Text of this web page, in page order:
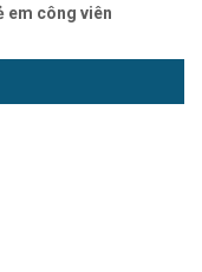
em công viên